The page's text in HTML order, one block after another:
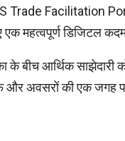
Trade Facilitation
एक महत्वपूर्ण डिजिटल
के बीच आर्थिक साझेदारी
और अवसरों की एक जगह